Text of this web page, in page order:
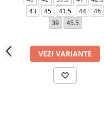
43
45 41.5 44
46
39
45.5
VEZI VARIANTE